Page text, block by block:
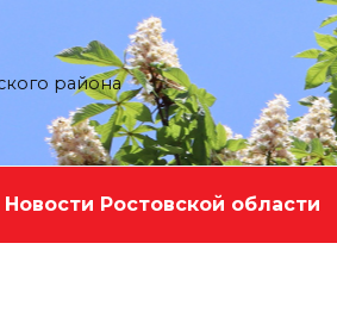
района
Новости Ростовской области